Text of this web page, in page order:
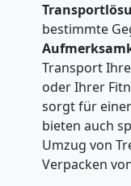
bestimmte
Transport
oder Ihrer
sorgt für
bieten auch
Umzug von
Verpacken
National